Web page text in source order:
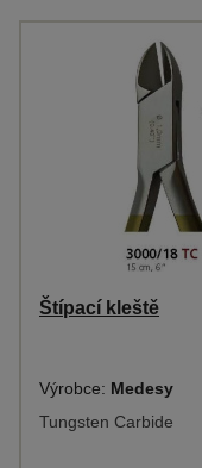
Štípací kleště
Výrobce: Medesy
Tungsten Carbide